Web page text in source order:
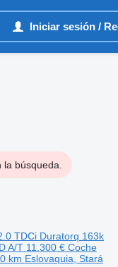
Iniciar sesión /
búsqueda.
TDCi Duratorq 163k
A/T 11.300 € Coche
km Eslovaquia, Stará